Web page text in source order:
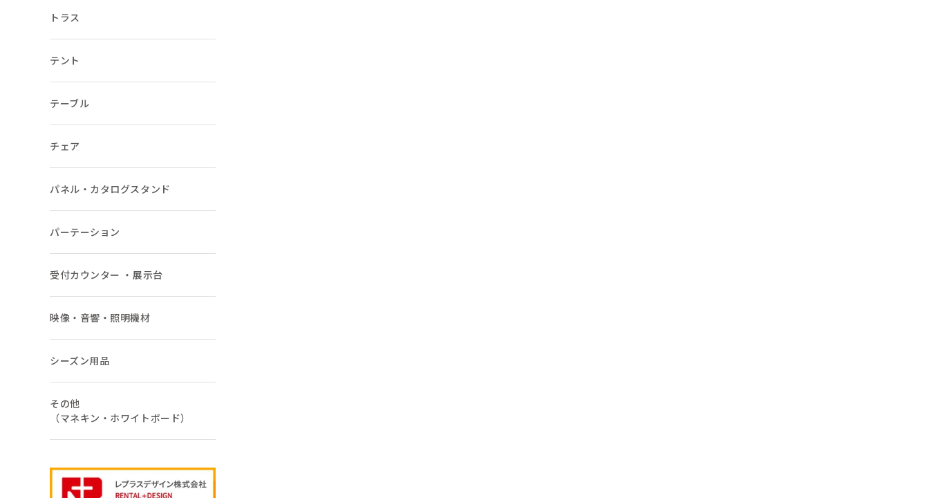
トラス
テント
テーブル
チェア
パネル・カタログスタンド
パーテーション
受付カウンター ・展示台
映像・音響・照明機材
シーズン用品
その他
（マネキン・ホワイトボード）